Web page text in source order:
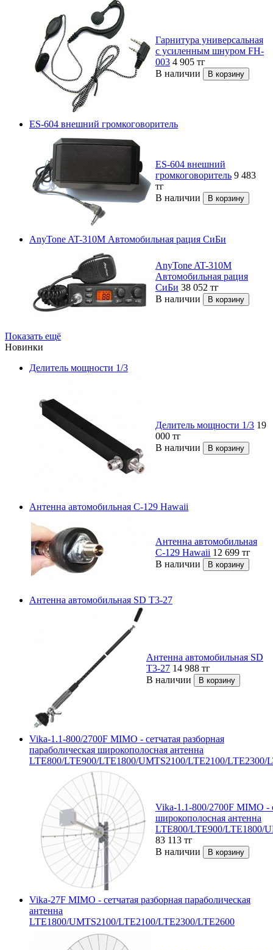
Гарнитура универсальная
с усиленным шнуром FH-
003 4 905 тг
В наличии
ES-604 внешний громкоговоритель
ES-604 внешний
громкоговоритель 9 483
тг
В наличии
AnyTone AT-310M Автомобильная рация СиБи
AnyTone AT-310M
Автомобильная рация
СиБи 38 052 тг
В наличии
Показать ещё
Новинки
Делитель мощности 1/3
Делитель мощности 1/3 19
000 тг
В наличии
Антенна автомобильная C-129 Hawaii
Антенна автомобильная
C-129 Hawaii 12 699 тг
В наличии
Антенна автомобильная SD T3-27
Антенна автомобильная SD
T3-27 14 988 тг
В наличии
Vika-1.1-800/2700F MIMO - сетчатая разборная
параболическая широкополосная антенна
LTE800/LTE900/LTE1800/UMTS2100/LTE2100/LTE2300/
Vika-1.1-800/2700F MIMO -
широкополосная антенна
LTE800/LTE900/LTE1800/
83 113 тг
В наличии
Vika-27F MIMO - сетчатая разборная параболическая
антенна
LTE1800/UMTS2100/LTE2100/LTE2300/LTE2600